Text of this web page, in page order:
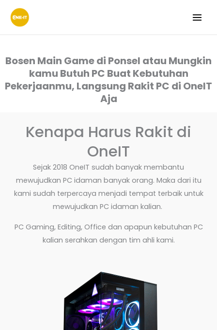
Lewati
konten
Bosen Main Game di Ponsel atau Mungkin
kamu Butuh PC Buat Kebutuhan
Pekerjaanmu, Langsung Rakit PC di OneIT
Aja
Kenapa Harus Rakit di
OneIT
Sejak 2018 OneIT sudah banyak membantu
mewujudkan PC idaman banyak orang. Maka dari itu
kami sudah terpercaya menjadi tempat terbaik untuk
mewujudkan PC idaman kalian.
PC Gaming, Editing, Office dan apapun kebutuhan PC
kalian serahkan dengan tim ahli kami.